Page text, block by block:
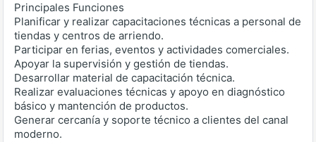
Principales Funciones
Planificar y realizar capacitaciones técnicas a personal de
tiendas y centros de arriendo.
Participar en ferias, eventos y actividades comerciales.
Apoyar la supervisión y gestión de tiendas.
Desarrollar material de capacitación técnica.
Realizar evaluaciones técnicas y apoyo en diagnóstico
básico y mantención de productos.
Generar cercanía y soporte técnico a clientes del canal
moderno.